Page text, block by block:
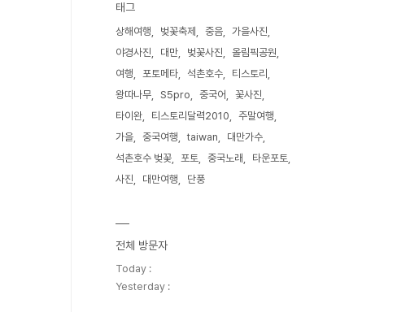
태그
상해여행 벚꽃축제 중음
가을사진
야경사진
대만 벚꽃사진
올림픽공원
여행
포토메타 석촌호수
티스토리
왕따나무
S5pro 중국어
꽃사진
타이완
티스토리달력2010
주말여행
가을
중국여행 taiwan
대만가수
석촌호수 벚꽃
포토 중국노래
타운포토
사진
대만여행 단풍
전체 방문자
Today :
Yesterday :